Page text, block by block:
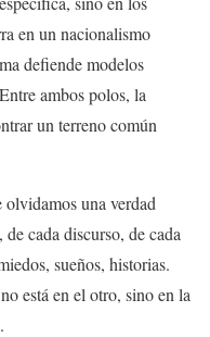
en un nacionalismo
defiende modelos
ambos polos, la
un terreno común
una verdad
cada discurso, de cada
sueños, historias.
está en el otro, sino en la